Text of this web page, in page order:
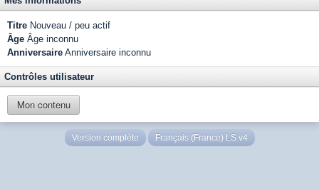
Titre Nouveau / peu actif
Âge Âge inconnu
Anniversaire Anniversaire inconnu
Contrôles utilisateur
Mon contenu
Version complète Français (France) LS v4